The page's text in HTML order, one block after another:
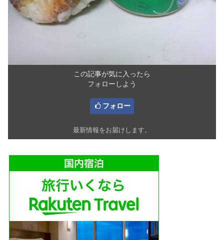
この記事が気に入ったら
フォローしよう
フォロー
最新情報をお届けします。